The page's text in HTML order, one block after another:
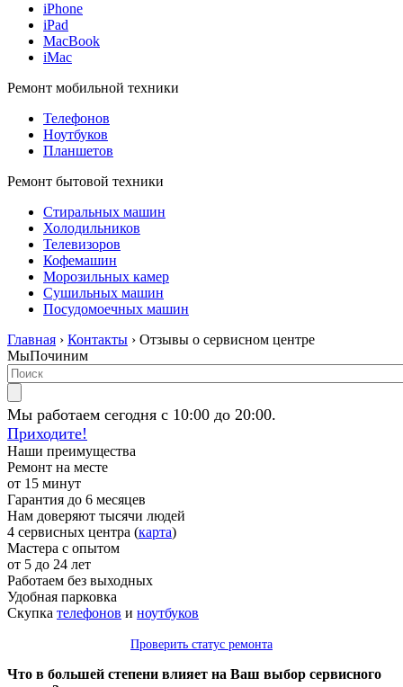
iPhone
iPad
MacBook
iMac
Ремонт мобильной техники
Телефонов
Ноутбуков
Планшетов
Ремонт бытовой техники
Стиральных машин
Холодильников
Телевизоров
Кофемашин
Морозильных камер
Сушильных машин
Посудомоечных машин
Главная › Контакты › Отзывы о сервисном центре
МыПочиним
Мы работаем сегодня с 10:00 до 20:00.
Приходите!
Наши преимущества
Ремонт на месте
от 15 минут
Гарантия до 6 месяцев
Нам доверяют тысячи людей
4 сервисных центра (карта)
Мастера с опытом
от 5 до 24 лет
Работаем без выходных
Удобная парковка
Скупка телефонов и ноутбуков
Проверить статус ремонта
Что в большей степени влияет на Ваш выбор сервисного